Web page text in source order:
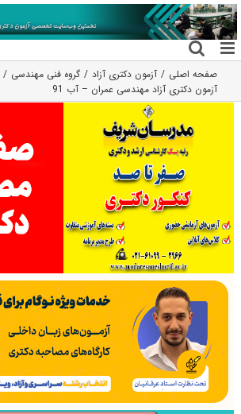
رفتن
به
محتوا
صفحه اصلی آزمون دکتری آزاد گروه فنی مهندسی
آزمون دکتری آزاد مهندسی عمران – آب 91